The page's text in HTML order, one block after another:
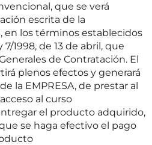
que se verá
escrita de la
en los términos establecidos
1998, de 13 de abril, que
de Contratación. El
plenos efectos y generará
la EMPRESA, de prestar al
al curso
el producto adquirido,
se haga efectivo el pago